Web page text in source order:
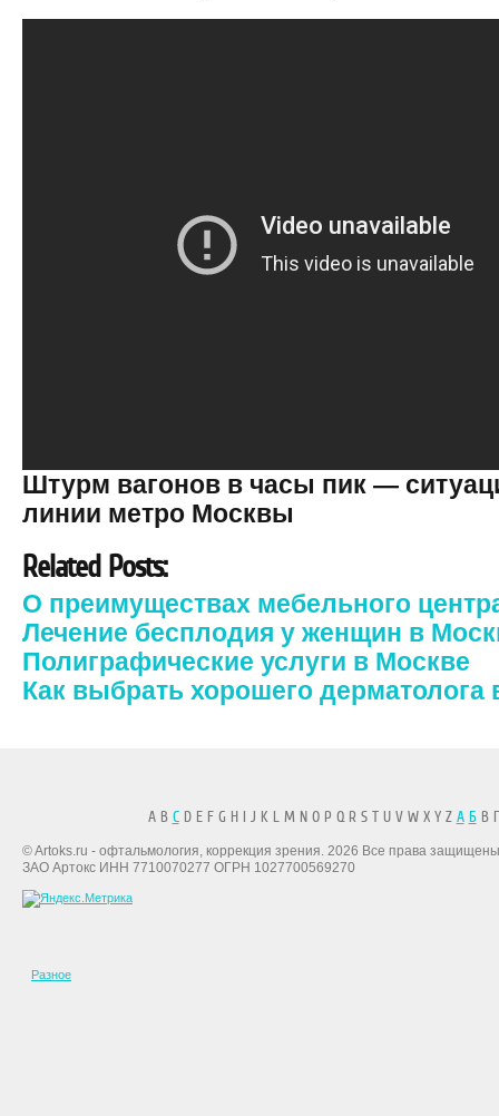
Штурм вагонов в часы пик —
линии метро Москвы
Related Posts:
О преимуществах мебельного
Лечение бесплодия у женщин в
Полиграфические услуги в Москве
Как выбрать хорошего дерматолога
A B CD E F G H I J K L M N O P Q R S T U V W X Y Z А БВ
© Artoks.ru - офтальмология, коррекция зрения. 2026 Все права
ЗАО Артокс ИНН 7710070277 ОГРН 1027700569270
Разное